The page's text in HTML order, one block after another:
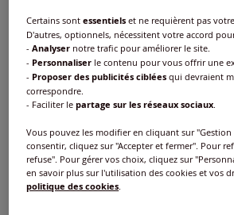
Modèle :
Certains sontessentiels et ne requièrent pas
D'autres, optionnels, nécessitent votre accord
-Analyser notre trafic pour améliorer le site.
- Personnaliser le contenu pour vous offrir une
- Proposer des publicités ciblées qui devraient
correspondre.
- Faciliter lepartage sur les réseaux sociaux
Vous pouvez les modifier en cliquant sur "Gestion
consentir, cliquez sur "Accepter et fermer". Pour
refuse". Pour gérer vos choix, cliquez sur
en savoir plus sur l'utilisation des cookies et vos
politique des cookies